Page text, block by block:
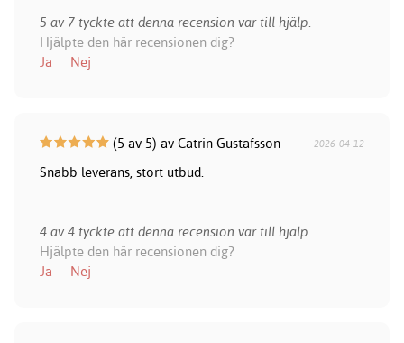
5 av 7 tyckte att denna recension var till hjälp.
Hjälpte den här recensionen dig?
Ja
Nej
(5 av 5) av Catrin Gustafsson 2026-04-12
Snabb leverans, stort utbud.
4 av 4 tyckte att denna recension var till hjälp.
Hjälpte den här recensionen dig?
Ja
Nej